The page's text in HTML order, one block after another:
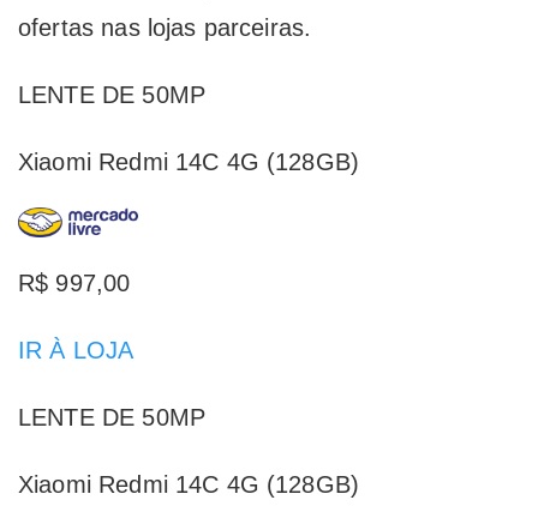
ofertas nas lojas parceiras.
LENTE DE 50MP
Xiaomi Redmi 14C 4G (128GB)
R$ 997,00
IR À LOJA
LENTE DE 50MP
Xiaomi Redmi 14C 4G (128GB)